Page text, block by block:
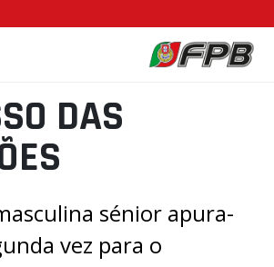
DAS
sénior apura-
vez para o